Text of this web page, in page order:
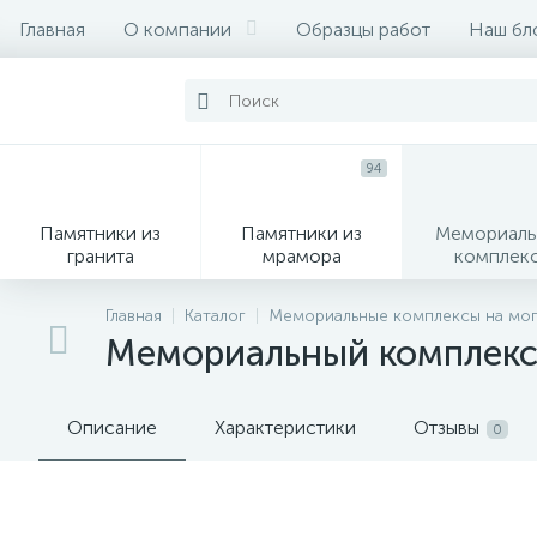
Главная О компании Образцы работ Наш
Памятники из
гранита
Памятники из
мрамора
94
Вазы
Главная Каталог Мемориальные комплексы на
Мемориальный
Описание Характеристики Отзывы 0